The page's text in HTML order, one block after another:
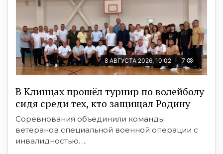
8 АВГУСТА 2026, 10:02 7
В Клинцах прошёл турнир по волейболу
сидя среди тех, кто защищал Родину
Соревнования объединили команды
ветеранов специальной военной операции с
инвалидностью. ...